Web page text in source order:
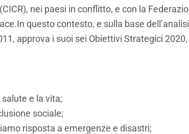
nei paesi in conflitto, e con la
questo contesto, e sulla base
approva i suoi sei Obiettivi Strategici
e la vita;
sociale;
risposta a emergenze e disastri;